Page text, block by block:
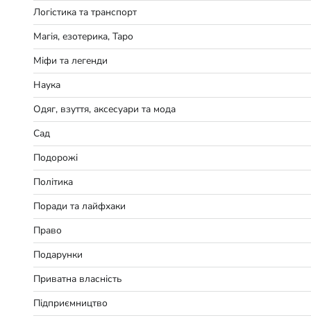
Логістика та транспорт
Магія, езотерика, Таро
Міфи та легенди
Наука
Одяг, взуття, аксесуари та мода
Сад
Подорожі
Політика
Поради та лайфхаки
Право
Подарунки
Приватна власність
Підприємництво